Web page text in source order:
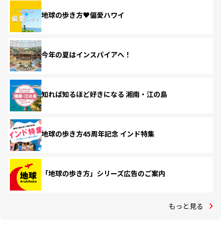
地球の歩き方♥偏愛ハワイ
今年の夏はインスパイアへ！
知れば知るほど好きになる 湘南・江の島
地球の歩き方45周年記念 インド特集
「地球の歩き方」シリーズ広告のご案内
もっと見る